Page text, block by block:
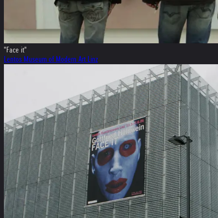
"Face it"
Lentos Museum of Modern Art Linz